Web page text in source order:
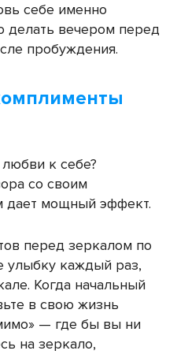
себе именно
делать вечером перед
пробуждения.
к себе?
со своим
дает мощный эффект.
перед зеркалом по
улыбку каждый раз,
Когда начальный
в свою жизнь
— где бы вы ни
на зеркало,